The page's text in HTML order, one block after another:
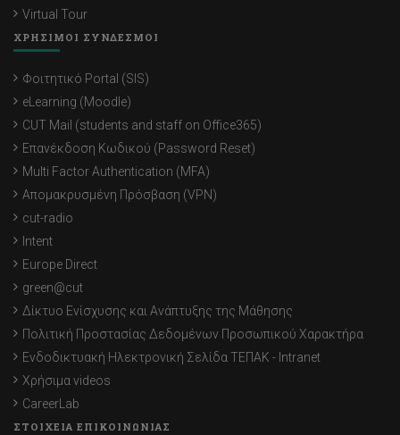
Virtual Tour
ΧΡΗΣΙΜΟΙ ΣΥΝΔΕΣΜΟΙ
Φοιτητικό Portal (SIS)
eLearning (Moodle)
CUT Mail (students and staff on Office365)
Επανέκδοση Κωδικού (Password Reset)
Multi Factor Authentication (MFA)
Απομακρυσμένη Πρόσβαση (VPN)
cut-radio
Intent
Europe Direct
green@cut
Δίκτυο Ενίσχυσης και Ανάπτυξης της Μάθησης
Πολιτική Προστασίας Δεδομένων Προσωπικού Χαρακτήρα
Ενδοδικτυακή Ηλεκτρονική Σελίδα ΤΕΠΑΚ - Intranet
Χρήσιμα videos
CareerLab
ΣΤΟΙΧΕΙΑ ΕΠΙΚΟΙΝΩΝΙΑΣ